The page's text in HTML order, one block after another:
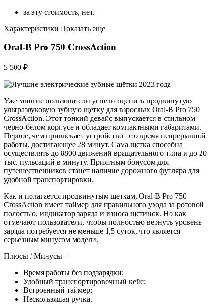
за эту стоимость, нет.
Характеристики Показать еще
Oral-B Pro 750 CrossAction
5 500 ₽
Уже многие пользователи успели оценить продвинутую
ультразвуковую зубную щетку для взрослых Oral-B Pro 750
CrossAction. Этот тонкий девайс выпускается в стильном
черно-белом корпусе и обладает компактными габаритами.
Первое, чем привлекает устройство, это время непрерывной
работы, достигающее 28 минут. Сама щетка способна
осуществлять до 8800 движений вращательного типа и до 20
тыс. пульсаций в минуту. Приятным бонусом для
путешественников станет наличие дорожного футляра для
удобной транспортировки.
Как и полагается продвинутым щеткам, Oral-B Pro 750
CrossAction имеет таймер для правильного ухода за ротовой
полостью, индикатор заряда и износа щетинок. Но как
отмечают пользователи, чтобы полностью вернуть уровень
заряда потребуется не меньше 1,5 суток, что является
серьезным минусом модели.
Плюсы / Минусы +
Время работы без подзарядки;
Удобный транспортировочный кейс;
Встроенный таймер;
Нескользящая ручка.